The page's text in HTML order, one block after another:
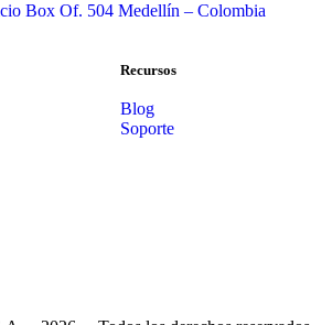
Box Of. 504 Medellín – Colombia
Recursos
Blog
Soporte